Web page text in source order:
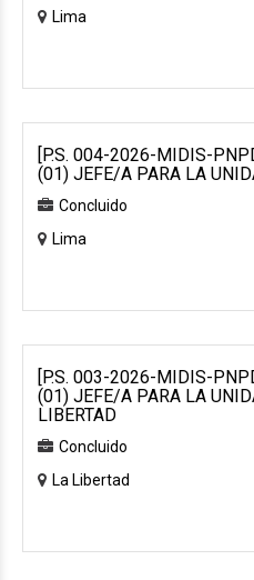
Lima
[P.S. 004-2026-MIDIS-
(01) JEFE/A PARA LA
Concluido
Lima
[P.S. 003-2026-MIDIS-
(01) JEFE/A PARA LA
LIBERTAD
Concluido
La Libertad